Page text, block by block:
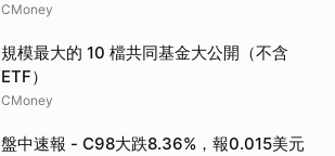
CMoney
規模最大的 10 檔共同基金大公開（不含
ETF）
CMoney
盤中速報 - C98大跌8.36%，報0.015美元